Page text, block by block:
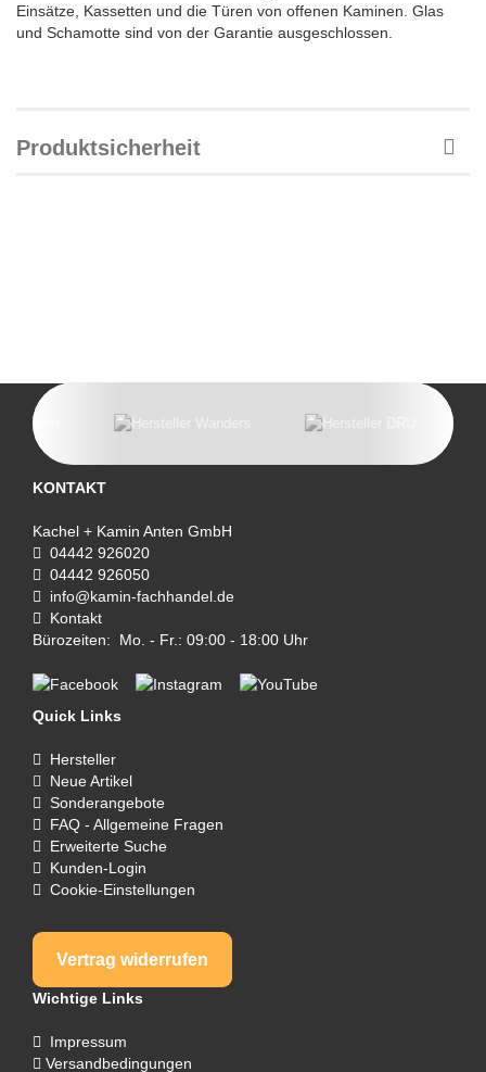
Einsätze, Kassetten und die Türen von offenen Kaminen. Glas
und Schamotte sind von der Garantie ausgeschlossen.
Produktsicherheit
KONTAKT
Kachel + Kamin Anten GmbH
04442 926020
04442 926050
info@kamin-fachhandel.de
Kontakt
Bürozeiten: Mo. - Fr.: 09:00 - 18:00 Uhr
Quick Links
Hersteller
Neue Artikel
Sonderangebote
FAQ - Allgemeine Fragen
Erweiterte Suche
Kunden-Login
Cookie-Einstellungen
Vertrag widerrufen
Wichtige Links
Impressum
Versandbedingungen